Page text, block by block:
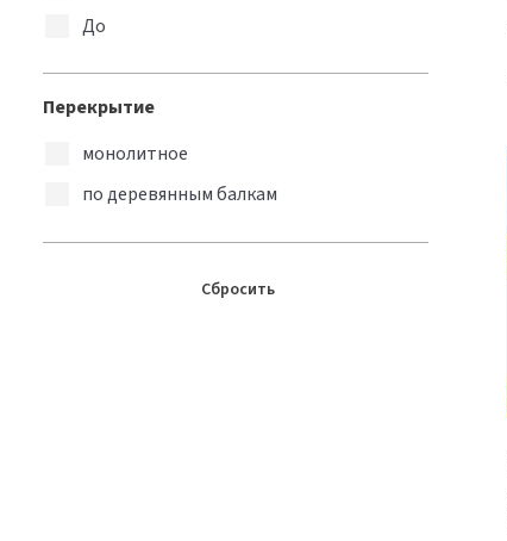
До
Перекрытие
монолитное
по деревянным балкам
Сбросить